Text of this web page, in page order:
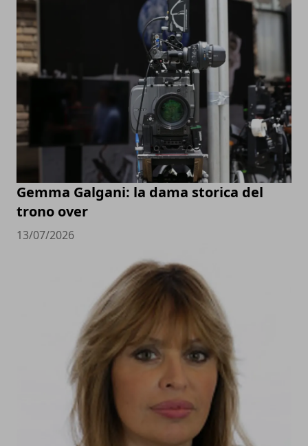
Gemma Galgani: la dama storica del
trono over
13/07/2026